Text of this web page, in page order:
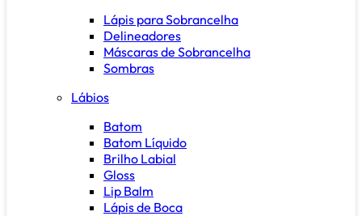
Lápis para Sobrancelha
Delineadores
Máscaras de Sobrancelha
Sombras
Lábios
Batom
Batom Líquido
Brilho Labial
Gloss
Lip Balm
Lápis de Boca